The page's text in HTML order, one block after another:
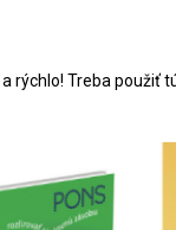
rýchlo! Treba použiť